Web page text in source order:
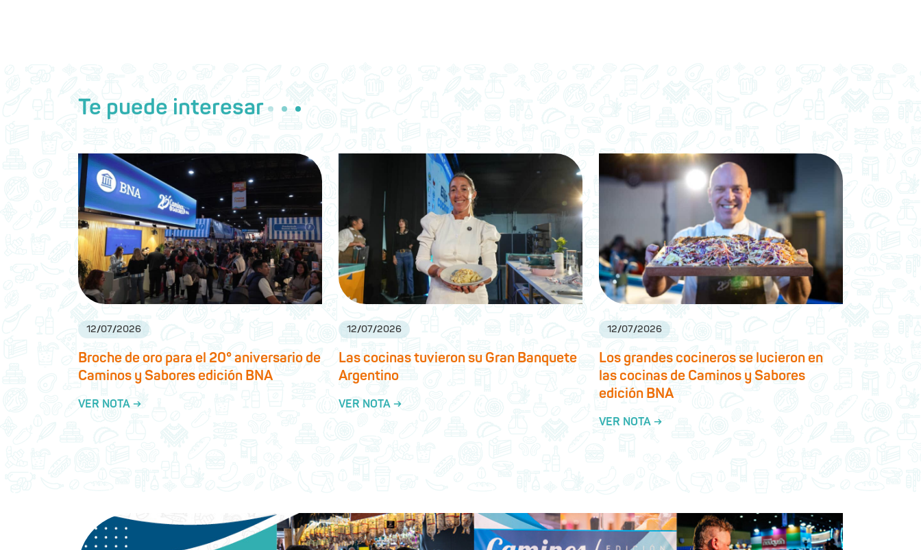
Te puede interesar
12/07/2026
Broche de oro para el 20° aniversario de
Caminos y Sabores edición BNA
VER NOTA →
12/07/2026
Las cocinas tuvieron su Gran Banquete
Argentino
VER NOTA →
12/07/2026
Los grandes cocineros se lucieron en
las cocinas de Caminos y Sabores
edición BNA
VER NOTA →